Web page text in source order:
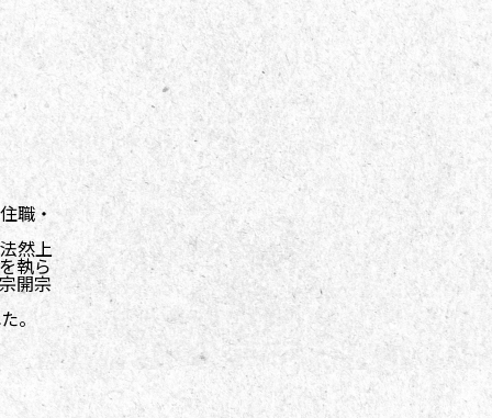
職・
然上
執ら
開宗
。